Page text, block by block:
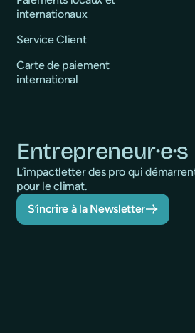
internationaux
Service Client
Carte de paiement
international
Entrepreneur·e·s
L’impactletter des pro qui
pour le climat.
S’incrire à la Newsletter